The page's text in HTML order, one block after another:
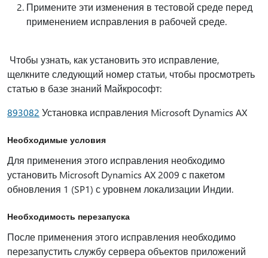
Примените эти изменения в тестовой среде перед
применением исправления в рабочей среде.
Чтобы узнать, как установить это исправление,
щелкните следующий номер статьи, чтобы просмотреть
статью в базе знаний Майкрософт:
893082 Установка исправления Microsoft Dynamics AX
Необходимые условия
Для применения этого исправления необходимо
установить Microsoft Dynamics AX 2009 с пакетом
обновления 1 (SP1) с уровнем локализации Индии.
Необходимость перезапуска
После применения этого исправления необходимо
перезапустить службу сервера объектов приложений